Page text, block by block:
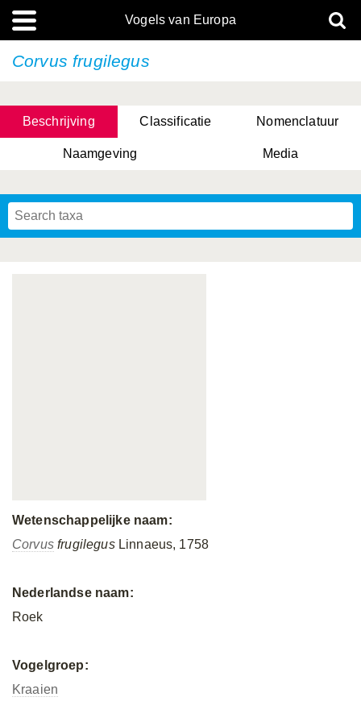
Vogels van Europa
Corvus frugilegus
Beschrijving Classificatie Nomenclatuur
Naamgeving Media
Wetenschappelijke naam:
CorvusfrugilegusLinnaeus, 1758
Nederlandse naam:
Roek
Vogelgroep:
Kraaien